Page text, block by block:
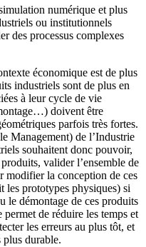
numérique et plus
ou institutionnels
des processus complexes
économique est de plus
industriels sont de plus en
à leur cycle de vie
doivent être
parfois très fortes.
Management) de l’Industrie
souhaitent donc pouvoir,
valider l’ensemble de
modifier la conception de ces
les prototypes physiques) si
le démontage de ces produits
de réduire les temps et
les erreurs au plus tôt, et
plus durable.